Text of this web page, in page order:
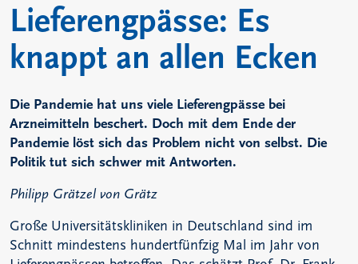
Lieferengpässe: Es
knappt an allen Ecken
Die Pandemie hat uns viele Lieferengpässe bei
Arzneimitteln beschert. Doch mit dem Ende der
Pandemie löst sich das Problem nicht von selbst. Die
Politik tut sich schwer mit Antworten.
Philipp Grätzel von Grätz
Große Universitätskliniken in Deutschland sind im
Schnitt mindestens hundertfünfzig Mal im Jahr von